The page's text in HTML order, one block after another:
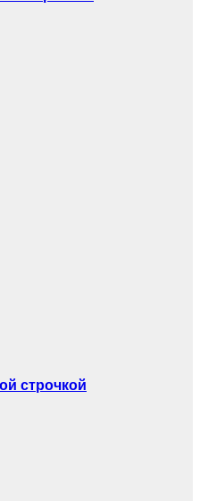
строчкой